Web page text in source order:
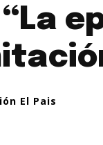
El Pais